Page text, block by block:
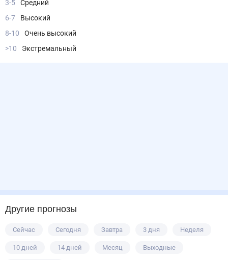
3-5
Средний
6-7
Высокий
8-10
Очень высокий
>10
Экстремальный
Другие прогнозы
Сейчас Сегодня Завтра 3 дня Неделя
10 дней 14 дней Месяц Выходные